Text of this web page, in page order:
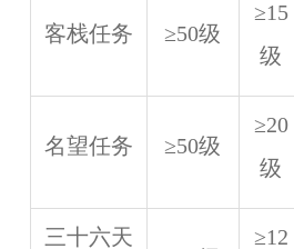
客栈任务 ≥50级
≥15
级
名望任务 ≥50级
≥20
级
三十六天
≥12